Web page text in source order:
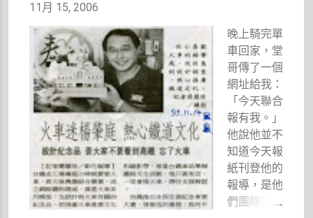
了！當時我
剛從大學畢
業，第一份
工作就是和
潔希卡當同
事。潔希卡
和我同年，
因為工作的
早，她已經
是編輯部的
主任了，我
11月 15, 2006
晚上騎完單
車回家，堂
哥傳了一個
網址給我：
「今天聯合
報有我。」
他說他並不
知道今天報
紙刊登他的
報導，是他
們團隊的人